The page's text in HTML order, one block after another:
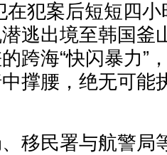
在犯案后短短四
逃出境至韩国釜
跨海“快闪暴力”
撑腰，绝无可能
移民署与航警局